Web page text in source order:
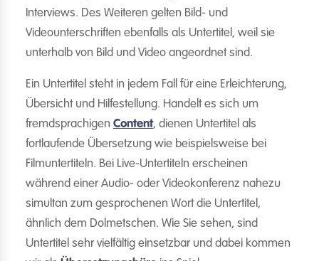
Interviews. Des Weiteren gelten Bild- und
Videounterschriften ebenfalls als Untertitel, weil sie
unterhalb von Bild und Video angeordnet sind.
Ein Untertitel steht in jedem Fall für eine Erleichterung,
Übersicht und Hilfestellung. Handelt es sich um
fremdsprachigen Content, dienen Untertitel als
fortlaufende Übersetzung wie beispielsweise bei
Filmuntertiteln. Bei Live-Untertiteln erscheinen
während einer Audio- oder Videokonferenz nahezu
simultan zum gesprochenen Wort die Untertitel,
ähnlich dem Dolmetschen. Wie Sie sehen, sind
Untertitel sehr vielfältig einsetzbar und dabei kommen